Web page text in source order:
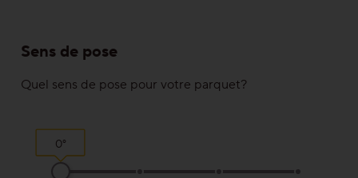
Pour une bonne raison
Fait pour durer
Précieux et abordable
Sens de pose
Quel sens de pose pour votre parquet?
0°